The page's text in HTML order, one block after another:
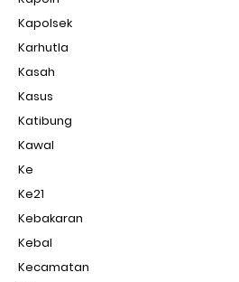
Kapolsek
Karhutla
Kasah
Kasus
Katibung
Kawal
Ke
Ke21
Kebakaran
Kebal
Kecamatan